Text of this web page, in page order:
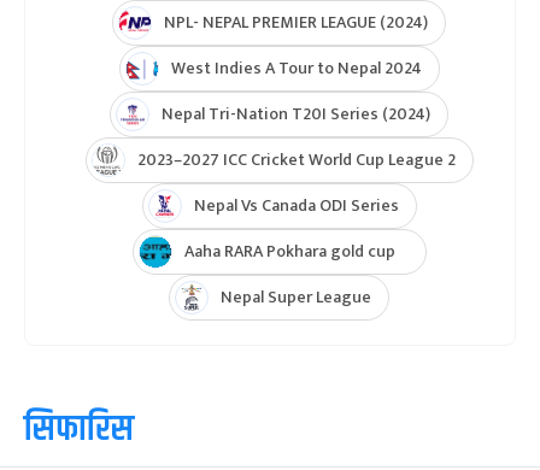
NPL- NEPAL PREMIER LEAGUE (2024)
West Indies A Tour to Nepal 2024
Nepal Tri-Nation T20I Series (2024)
2023–2027 ICC Cricket World Cup League 2
Nepal Vs Canada ODI Series
Aaha RARA Pokhara gold cup
Nepal Super League
सिफारिस